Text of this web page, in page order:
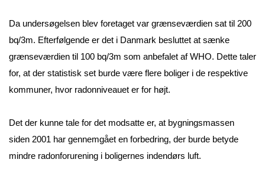
Da undersøgelsen blev foretaget var grænseværdien sat til 200
bq/3m. Efterfølgende er det i Danmark besluttet at sænke
grænseværdien til 100 bq/3m som anbefalet af WHO. Dette taler
for, at der statistisk set burde være flere boliger i de respektive
kommuner, hvor radonniveauet er for højt.
Det der kunne tale for det modsatte er, at bygningsmassen
siden 2001 har gennemgået en forbedring, der burde betyde
mindre radonforurening i boligernes indendørs luft.